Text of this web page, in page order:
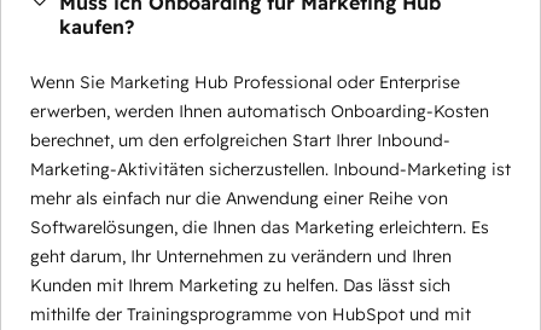
kaufen?
Wenn Sie Marketing Hub Professional oder Enterprise
erwerben, werden Ihnen automatisch Onboarding-Kosten
berechnet, um den erfolgreichen Start Ihrer Inbound-
Marketing-Aktivitäten sicherzustellen. Inbound-Marketing ist
mehr als einfach nur die Anwendung einer Reihe von
Softwarelösungen, die Ihnen das Marketing erleichtern. Es
geht darum, Ihr Unternehmen zu verändern und Ihren
Kunden mit Ihrem Marketing zu helfen. Das lässt sich
mithilfe der Trainingsprogramme von HubSpot und mit